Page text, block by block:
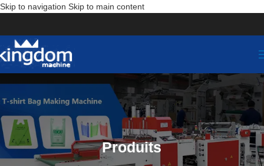
Skip to navigation Skip to main content
Produits